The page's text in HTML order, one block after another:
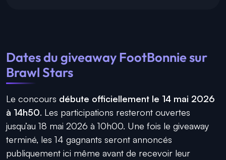
Dates du giveaway FootBonnie sur
Brawl Stars
Le concours débute officiellement le 14 mai 2026
à 14h50. Les participations resteront ouvertes
jusqu’au 18 mai 2026 à 10h00. Une fois le giveaway
terminé, les 14 gagnants seront annoncés
publiquement ici même avant de recevoir leur